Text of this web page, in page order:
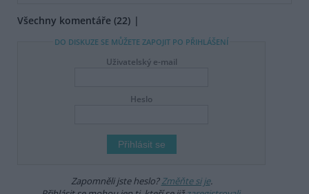
Všechny komentáře (22)
DO DISKUZE SE MŮŽETE ZAPOJIT PO PŘIHLÁŠENÍ
Uživatelský e-mail
Heslo
Zapomněli jste heslo?Změňte si je.